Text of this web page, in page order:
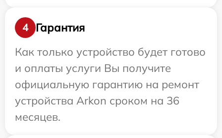
4
Гарантия
Как только устройство будет готово
и оплаты услуги Вы получите
официальную гарантию на ремонт
устройства Arkon сроком на 36
месяцев.